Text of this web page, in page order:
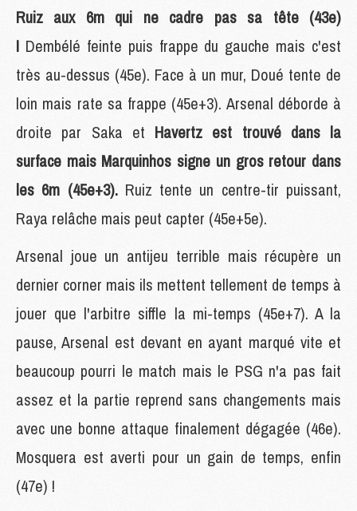
Ruiz aux 6m qui ne cadre pas sa tête (43e)
! Dembélé feinte puis frappe du gauche mais c'est
très au-dessus (45e). Face à un mur, Doué tente de
loin mais rate sa frappe (45e+3). Arsenal déborde à
droite par Saka et Havertz est trouvé dans la
surface mais Marquinhos signe un gros retour dans
les 6m (45e+3). Ruiz tente un centre-tir puissant,
Raya relâche mais peut capter (45e+5e).
Arsenal joue un antijeu terrible mais récupère un
dernier corner mais ils mettent tellement de temps à
jouer que l'arbitre siffle la mi-temps (45e+7). A la
pause, Arsenal est devant en ayant marqué vite et
beaucoup pourri le match mais le PSG n'a pas fait
assez et la partie reprend sans changements mais
avec une bonne attaque finalement dégagée (46e).
Mosquera est averti pour un gain de temps, enfin
(47e) !